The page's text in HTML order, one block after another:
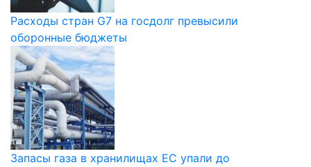
Расходы стран G7 на госдолг превысили
оборонные бюджеты
Запасы газа в хранилищах ЕС упали до